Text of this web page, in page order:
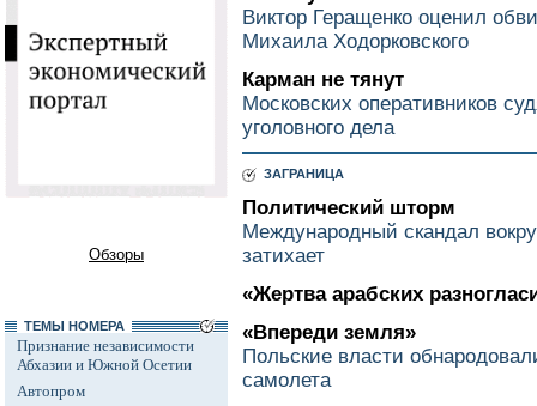
Обзоры
ТЕМЫ НОМЕРА
Признание независимости
Абхазии и Южной Осетии
Автопром
Виктор Геращенко оценил
Михаила Ходорковского
Карман не тянут
Московских оперативников
уголовного дела
ЗАГРАНИЦА
Политический шторм
Международный скандал
затихает
«Жертва арабских
«Впереди земля»
Польские власти
самолета